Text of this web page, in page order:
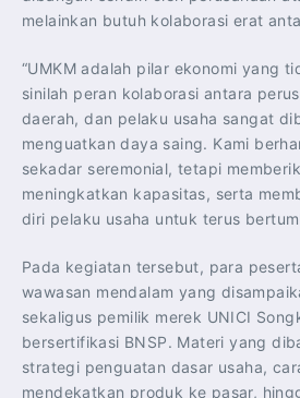
melainkan butuh kolaborasi erat
“UMKM adalah pilar ekonomi yang
sinilah peran kolaborasi antara
daerah, dan pelaku usaha sangat
menguatkan daya saing. Kami
sekadar seremonial, tetapi
meningkatkan kapasitas, serta
diri pelaku usaha untuk terus
Pada kegiatan tersebut, para
wawasan mendalam yang
sekaligus pemilik merek UNICI
bersertifikasi BNSP. Materi yang
strategi penguatan dasar usaha,
mendekatkan produk ke pasar,